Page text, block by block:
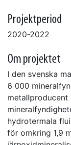
Projektperiod
2020-2022
Om projektet
I den svenska
6 000
metallproducent
hydrotermala
för omkring 1,9